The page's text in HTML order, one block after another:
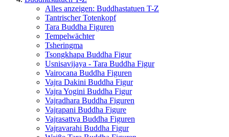
Alles anzeigen: Buddhastatuen T-Z
Tantrischer Totenkopf
Tara Buddha Figuren
Tempelwächter
Tsheringma
Tsongkhapa Buddha Figur
Usnisavijaya - Tara Buddha Figur
Vairocana Buddha Figuren
Vajra Dakini Buddha Figur
Vajra Yogini Buddha Figur
Vajradhara Buddha Figuren
Vajrapani Buddha Figure
Vajrasattva Buddha Figuren
Vajravarahi Buddha Figur